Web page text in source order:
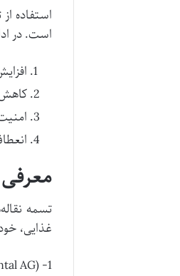
استفاده
است. در
کاهش
معرفی 10 تا از برترین تولید کنندگان تسمه های نوار
تسمه
غذایی،
1- ContiTech (Continental AG)